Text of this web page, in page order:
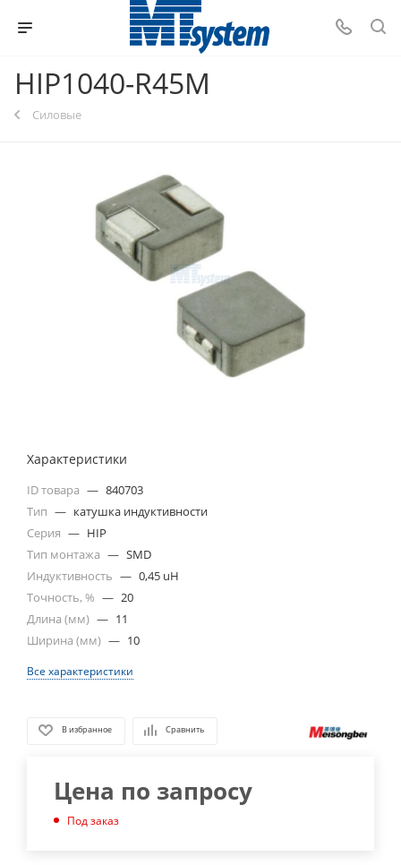
HIP1040-R45M
Силовые
Характеристики
ID товара — 840703
Тип — катушка индуктивности
Серия — HIP
Тип монтажа — SMD
Индуктивность — 0,45 uH
Точность, % — 20
Длина (мм) — 11
Ширина (мм) — 10
Все характеристики
В избранное Сравнить
Цена по запросу
Под заказ